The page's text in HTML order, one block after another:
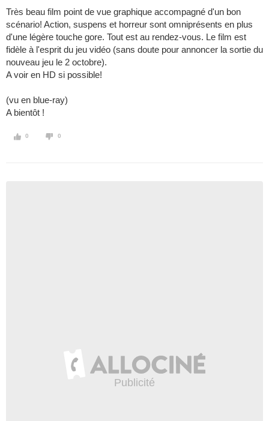
Très beau film point de vue graphique accompagné d'un bon
scénario! Action, suspens et horreur sont omniprésents en plus
d'une légère touche gore. Tout est au rendez-vous. Le film est
fidèle à l'esprit du jeu vidéo (sans doute pour annoncer la sortie du
nouveau jeu le 2 octobre).
A voir en HD si possible!
(vu en blue-ray)
A bientôt !
0 0